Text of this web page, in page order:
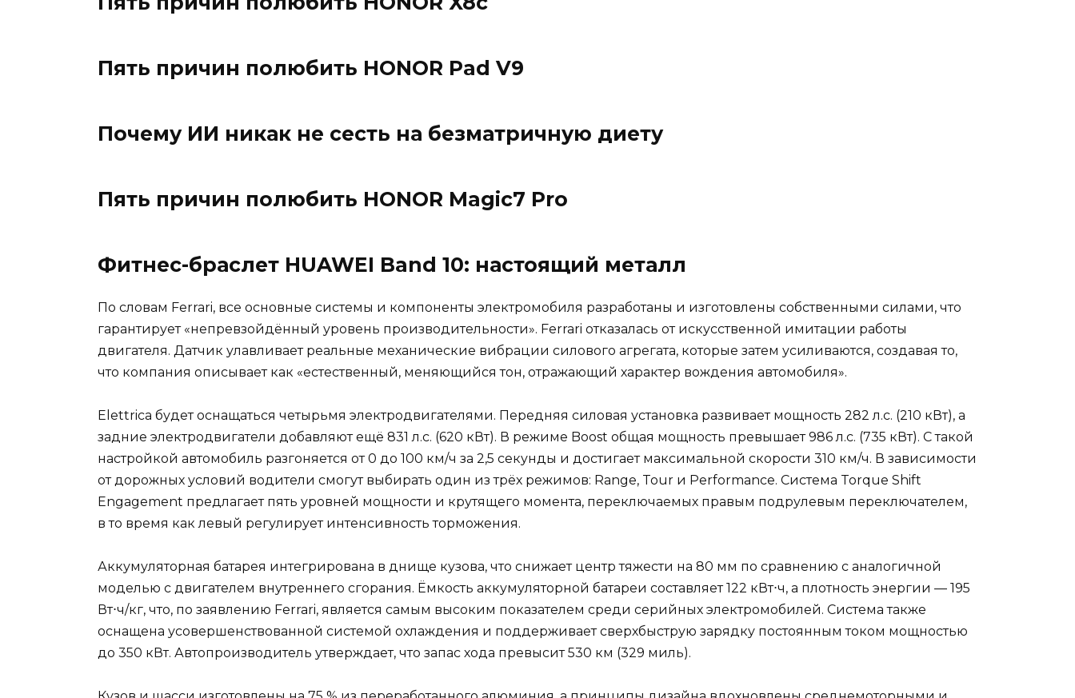
Пять причин полюбить HONOR Pad V9
Почему ИИ никак не сесть на безматричную диету
Пять причин полюбить HONOR Magic7 Pro
Фитнес-браслет HUAWEI Band 10: настоящий металл
По словам Ferrari, все основные системы и компоненты электромобиля разработаны и изготовлены собственными силами, что
гарантирует «непревзойдённый уровень производительности». Ferrari отказалась от искусственной имитации работы
двигателя. Датчик улавливает реальные механические вибрации силового агрегата, которые затем усиливаются, создавая то,
что компания описывает как «естественный, меняющийся тон, отражающий характер вождения автомобиля».
Elettrica будет оснащаться четырьмя электродвигателями. Передняя силовая установка развивает мощность 282 л.с. (210 кВт), а
задние электродвигатели добавляют ещё 831 л.с. (620 кВт). В режиме Boost общая мощность превышает 986 л.с. (735 кВт). С такой
настройкой автомобиль разгоняется от 0 до 100 км/ч за 2,5 секунды и достигает максимальной скорости 310 км/ч. В зависимости
от дорожных условий водители смогут выбирать один из трёх режимов: Range, Tour и Performance. Система Torque Shift
Engagement предлагает пять уровней мощности и крутящего момента, переключаемых правым подрулевым переключателем,
в то время как левый регулирует интенсивность торможения.
Аккумуляторная батарея интегрирована в днище кузова, что снижает центр тяжести на 80 мм по сравнению с аналогичной
моделью с двигателем внутреннего сгорания. Ёмкость аккумуляторной батареи составляет 122 кВт⋅ч, а плотность энергии — 195
Вт⋅ч/кг, что, по заявлению Ferrari, является самым высоким показателем среди серийных электромобилей. Система также
оснащена усовершенствованной системой охлаждения и поддерживает сверхбыструю зарядку постоянным током мощностью
до 350 кВт. Автопроизводитель утверждает, что запас хода превысит 530 км (329 миль).